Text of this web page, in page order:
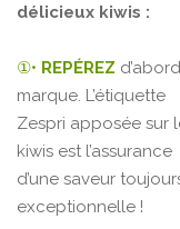
délicieux kiwis :
①• REPÉREZ
marque. L’étiquette
Zespri apposée sur
kiwis est l’assurance
d’une saveur
exceptionnelle !